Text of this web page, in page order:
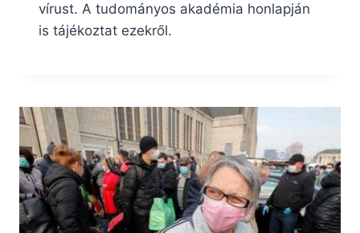
vírust. A tudományos akadémia honlapján
is tájékoztat ezekről.